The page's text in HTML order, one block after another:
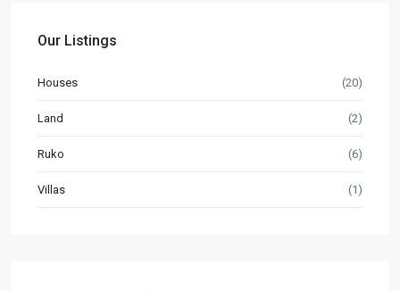
Our Listings
Houses (20)
Land (2)
Ruko (6)
Villas (1)